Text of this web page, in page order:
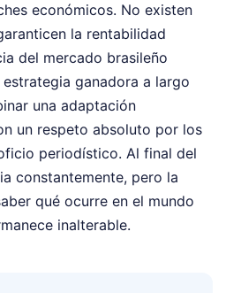
económicos. No existen
la rentabilidad
del mercado brasileño
ganadora a largo
una adaptación
un respeto absoluto por los
periodístico. Al final del
constantemente, pero la
qué ocurre en el mundo
inalterable.